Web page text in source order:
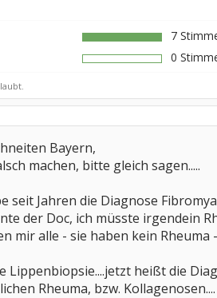
7
0
Bayern,
machen, bitte gleich sagen.....
seit Jahren die Diagnose
der Doc, ich müsste irgendein
mir alle - sie haben kein Rheuma
Lippenbiopsie....jetzt heißt die
Rheuma, bzw. Kollagenosen....